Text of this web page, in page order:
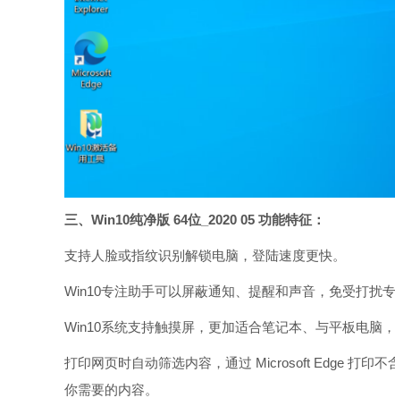
三、Win10纯净版 64位_2020 05 功能特征：
支持人脸或指纹识别解锁电脑，登陆速度更快。
Win10专注助手可以屏蔽通知、提醒和声音，免受打扰
Win10系统支持触摸屏，更加适合笔记本、与平板电脑
打印网页时自动筛选内容，通过 Microsoft Edge 打印
你需要的内容。